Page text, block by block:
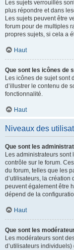
Les sujets verrouillés
plus répondre et dans
Les sujets peuvent être
forum pour de multiples
propres sujets, si cela a
Haut
Que sont les icônes de
Les icônes de sujet sont
d’illustrer le contenu de
fonctionnalité.
Haut
Niveaux des
Que sont les
Les administrateurs
contrôle sur le forum.
du forum, telles que les
d’utilisateurs, la création
peuvent également être
dépend de la
Haut
Que sont les
Les modérateurs sont
d’utilisateurs